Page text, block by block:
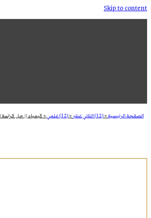
Skip to content
الصفحة الرئيسية»(12) الثاني عشر »(12) علمي »كيمياء || حل كراسة